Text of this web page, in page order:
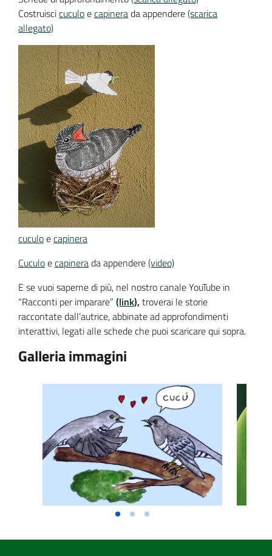
Costruiscicuculoecapinerada appendere(scarica
allegato)
cuculoecapinera
Cuculoecapinerada appendere(video)
E se vuoi saperne di più, nel nostro canale YouTube in
“Racconti per imparare” (link), troverai le storie
raccontate dall’autrice, abbinate ad approfondimenti
interattivi, legati alle schede che puoi scaricare qui sopra.
Galleria immagini